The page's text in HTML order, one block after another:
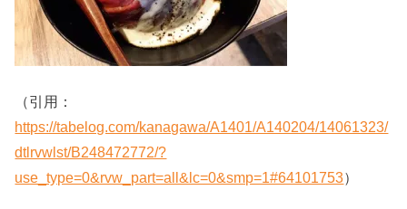
（引用：
https://tabelog.com/kanagawa/A1401/A140204/14061323/
dtlrvwlst/B248472772/?
use_type=0&rvw_part=all&lc=0&smp=1#64101753）